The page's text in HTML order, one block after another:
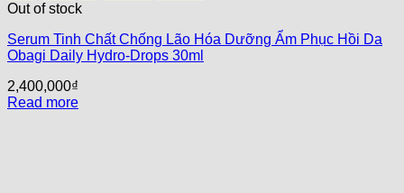
Out of stock
Serum Tinh Chất Chống Lão Hóa Dưỡng Ẩm Phục Hồi Da
Obagi Daily Hydro-Drops 30ml
2,400,000₫
Read more